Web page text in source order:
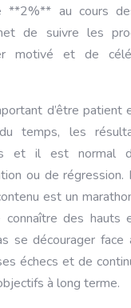
au cours
de suivre les
motivé et de
d’être patient
du temps, les
et il est normal
ou de
est un
connaître des
se décourager face
échecs et de
à long terme.